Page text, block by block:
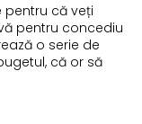
pentru că veți
pentru concediu
o serie de
că or să